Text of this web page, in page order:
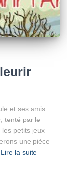
et ses amis.
tenté par le
les petits jeux
une pièce
Lire la suite